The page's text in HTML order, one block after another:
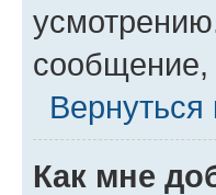
сообщение,
Вернуться
Как мне